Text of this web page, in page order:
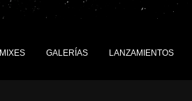
MIXES GALERÍAS LANZAMIENTOS